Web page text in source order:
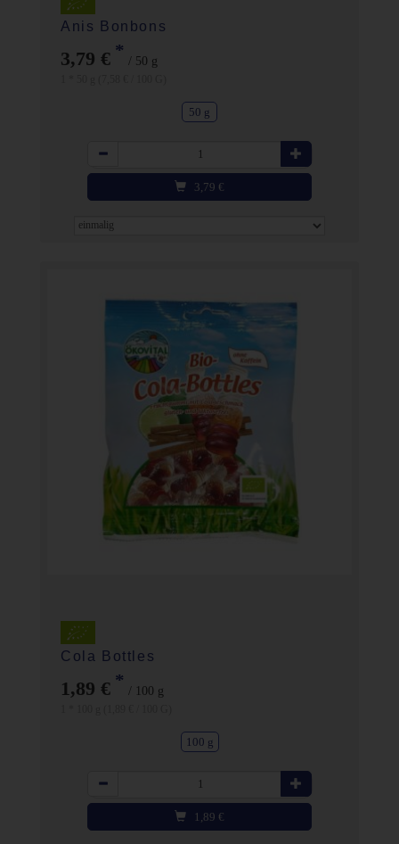
Anis Bonbons
3,79 € * / 50 g
50 g
Anzahl
3,79 €
Cola Bottles
1,89 € * / 100 g
100 g
Anzahl
1,89 €